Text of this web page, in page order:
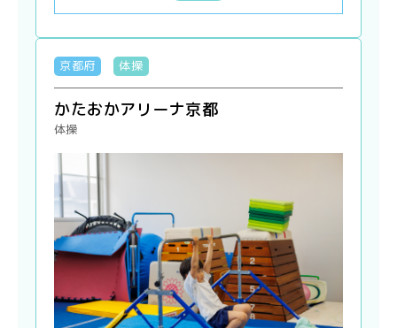
京都府 体操
かたおかアリーナ京都
体操